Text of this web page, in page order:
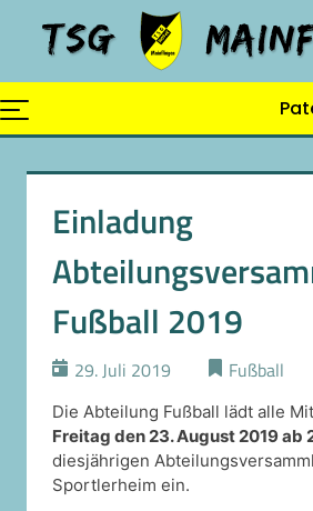
Einladung
Fußball 2019
29. Juli 2019 Fußball
Die Abteilung Fußball lädt alle
Freitag den 23. August 2019 ab
diesjährigen
Sportlerheim ein.